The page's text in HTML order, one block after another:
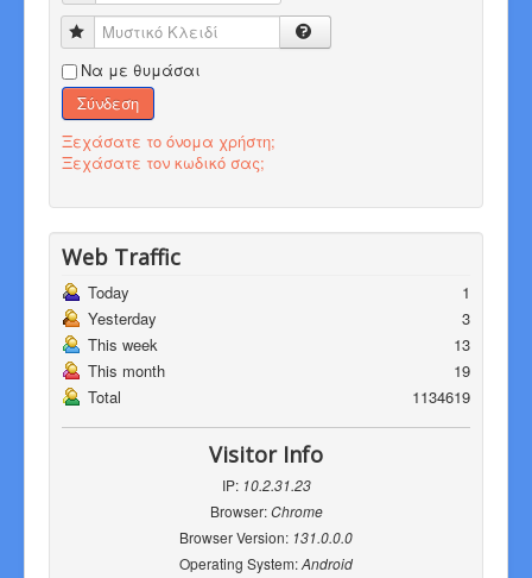
Μυστικό Κλειδί
Να με θυμάσαι
Σύνδεση
Ξεχάσατε το όνομα χρήστη;
Ξεχάσατε τον κωδικό σας;
Web Traffic
Today
1
Yesterday
3
This week
13
This month
19
Total
1134619
Visitor Info
IP: 10.2.31.23
Browser:Chrome
Browser Version: 131.0.0.0
Operating System:Android